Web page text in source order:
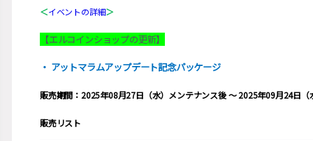
＜イベントの詳細＞
【エルコインショップの更新】
・ アットマラムアップデート記念パッケージ
販売期間：2025年08月27日（水）メンテナンス後 ～ 2025年09月24日（
販売リスト